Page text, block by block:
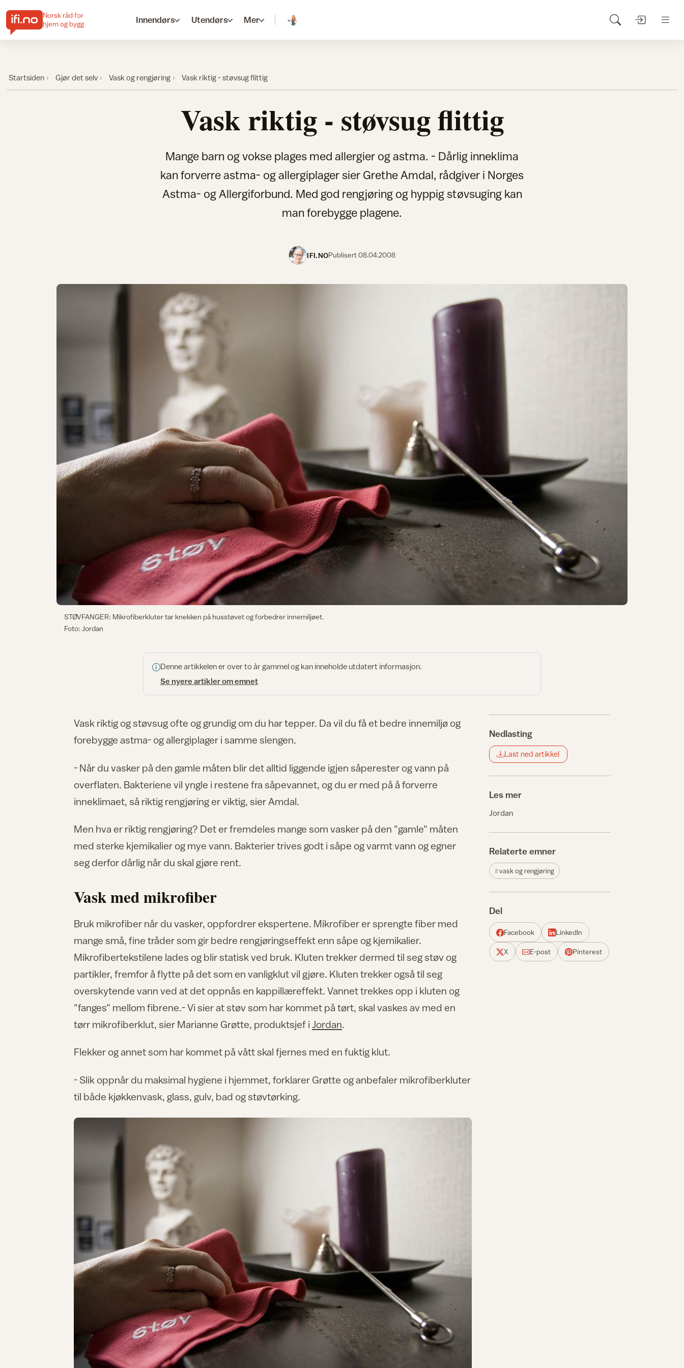
Norsk råd for
hjem og bygg
Innendørs Utendørs Mer
Startsiden Gjør det selv Vask og rengjøring Vask riktig - støvsug flittig
Vask riktig - støvsug flittig
Mange barn og vokse plages med allergier og astma. - Dårlig inneklima
kan forverre astma- og allergiplager sier Grethe Amdal, rådgiver i Norges
Astma- og Allergiforbund. Med god rengjøring og hyppig støvsuging kan
man forebygge plagene.
IFI.NOPublisert08.04.2008
STØVFANGER: Mikrofiberkluter tar knekken på husstøvet og forbedrer innemiljøet.
Foto: Jordan
Denne artikkelen er over to år gammel og kan inneholde utdatert informasjon.
Se nyere artikler om emnet
Vask riktig og støvsug ofte og grundig om du har tepper. Da vil du få et bedre innemiljø og
forebygge astma- og allergiplager i samme slengen.
- Når du vasker på den gamle måten blir det alltid liggende igjen såperester og vann på
overflaten. Bakteriene vil yngle i restene fra såpevannet, og du er med på å forverre
inneklimaet, så riktig rengjøring er viktig, sier Amdal.
Men hva er riktig rengjøring? Det er fremdeles mange som vasker på den "gamle" måten
med sterke kjemikalier og mye vann. Bakterier trives godt i såpe og varmt vann og egner
seg derfor dårlig når du skal gjøre rent.
Vask med mikrofiber
Bruk mikrofiber når du vasker, oppfordrer ekspertene. Mikrofiber er sprengte fiber med
mange små, fine tråder som gir bedre rengjøringseffekt enn såpe og kjemikalier.
Mikrofibertekstilene lades og blir statisk ved bruk. Kluten trekker dermed til seg støv og
partikler, fremfor å flytte på det som en vanligklut vil gjøre. Kluten trekker også til seg
overskytende vann ved at det oppnås en kappillæreffekt. Vannet trekkes opp i kluten og
"fanges" mellom fibrene.- Vi sier at støv som har kommet på tørt, skal vaskes av med en
tørr mikrofiberklut, sier Marianne Grøtte, produktsjef i Jordan.
Flekker og annet som har kommet på vått skal fjernes med en fuktig klut.
- Slik oppnår du maksimal hygiene i hjemmet, forklarer Grøtte og anbefaler mikrofiberkluter
til både kjøkkenvask, glass, gulv, bad og støvtørking.
Nedlasting
Last ned artikkel
Les mer
Jordan
Relaterte emner
vask og rengjøring
Del
Facebook LinkedIn
X E-post Pinterest